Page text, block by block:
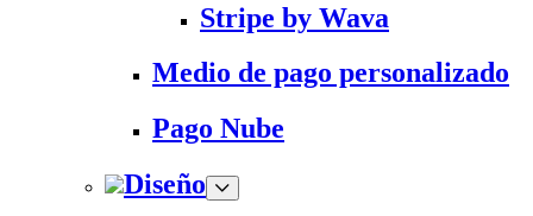
Stripe by Wava
Medio de pago personalizado
Pago Nube
Diseño